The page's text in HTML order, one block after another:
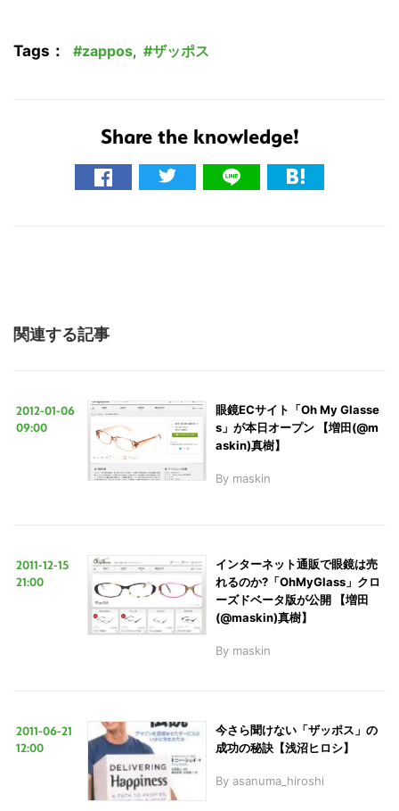
Tags： zappos, ザッポス
Share the knowledge!
関連する記事
2012-01-06
09:00
眼鏡ECサイト「Oh My Glasse
s」が本日オープン 【増田(@m
askin)真樹】
By maskin
2011-12-15
21:00
インターネット通販で眼鏡は売
れるのか?「OhMyGlass」クロ
ーズドベータ版が公開 【増田
(@maskin)真樹】
By maskin
2011-06-21
12:00
今さら聞けない「ザッポス」の
成功の秘訣【浅沼ヒロシ】
By asanuma_hiroshi